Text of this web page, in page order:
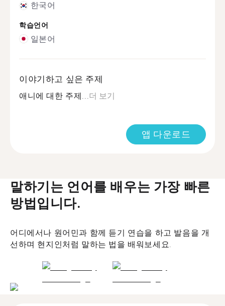
한국어
학습언어
일본어
이야기하고 싶은 주제
애니에 대한 주제... 더 보기
앱 다운로드
말하기는 언어를 배우는 가장 빠른
방법입니다.
어디에서나 원어민과 함께 듣기 연습을 하고 발음을 개
선하며 현지인처럼 말하는 법을 배워보세요.